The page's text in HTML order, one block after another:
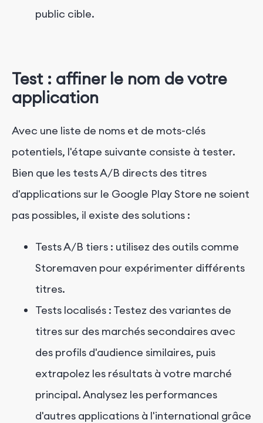
public cible.
Test : affiner le nom de votre
application
Avec une liste de noms et de mots-clés
potentiels, l'étape suivante consiste à tester.
Bien que les tests A/B directs des titres
d'applications sur le Google Play Store ne soient
pas possibles, il existe des solutions :
Tests A/B tiers : utilisez des outils comme
Storemaven pour expérimenter différents
titres.
Tests localisés : Testez des variantes de
titres sur des marchés secondaires avec
des profils d'audience similaires, puis
extrapolez les résultats à votre marché
principal. Analysez les performances
d'autres applications à l'international grâce